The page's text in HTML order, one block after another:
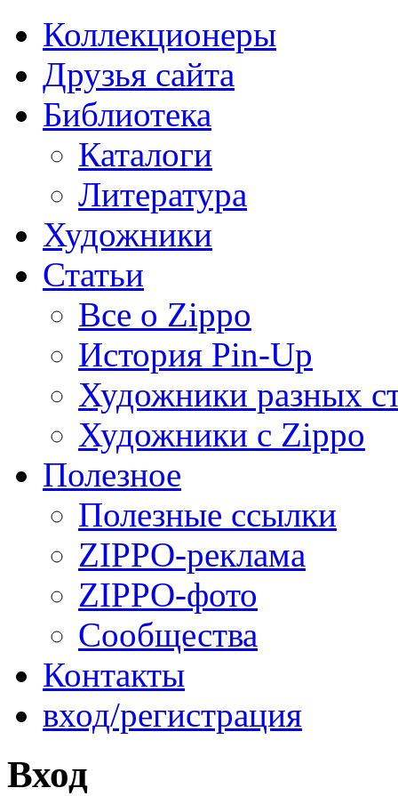
Коллекционеры
Друзья сайта
Библиотека
Каталоги
Литература
Художники
Статьи
Все о Zippo
История Pin-Up
Художники разных
Художники с Zippo
Полезное
Полезные ссылки
ZIPPO-реклама
ZIPPO-фото
Сообщества
Контакты
вход/регистрация
Вход